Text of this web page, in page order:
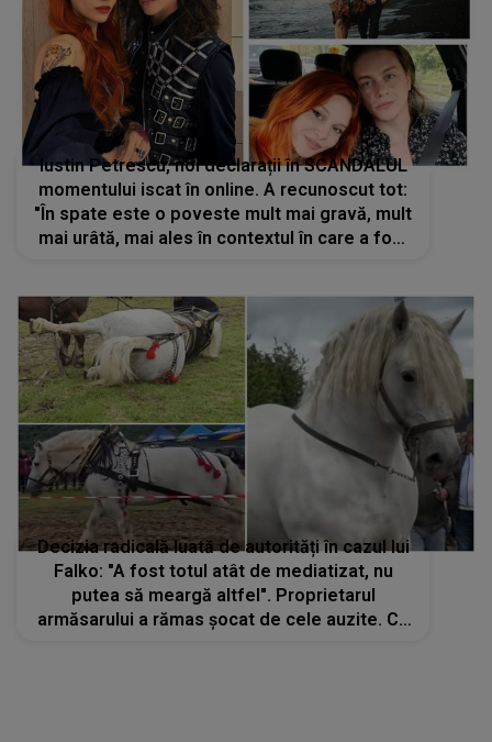
Iustin Petrescu, noi declarații în SCANDALUL
momentului iscat în online. A recunoscut tot:
"În spate este o poveste mult mai gravă, mult
mai urâtă, mai ales în contextul în care a fost
Decizia radicală luată de autorități în cazul lui
Falko: "A fost totul atât de mediatizat, nu
putea să meargă altfel". Proprietarul
armăsarului a rămas șocat de cele auzite. Ce